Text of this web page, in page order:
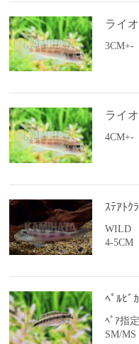
ライ
3CM+-
ライ
4CM+-
ｽﾃｱﾄｸ
WILD
4-5CM
ﾍﾟﾙﾋﾞ
ﾍﾟｱ指
SM/MS